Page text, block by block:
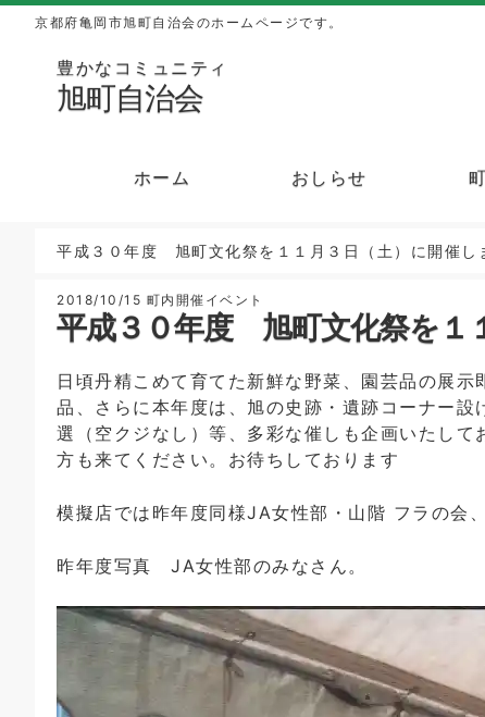
京都府亀岡市旭町自治会のホームページです。
豊かなコミュニティ
旭町自治会
ホーム おしらせ
平成３０年度 旭町文化祭を１１月３日（土）に開催し
2018/10/15 町内開催イベント
平成３０年度 旭町文化祭を１
日頃丹精こめて育てた新鮮な野菜、園芸品の展
品、さらに本年度は、旭の史跡・遺跡コーナー
選（空クジなし）等、多彩な催しも企画いたし
方も来てください。お待ちしております
模擬店では昨年度同様JA女性部・山階 フラの会
昨年度写真 JA女性部のみなさん。